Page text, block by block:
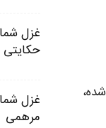
حکایتی
مرهمی